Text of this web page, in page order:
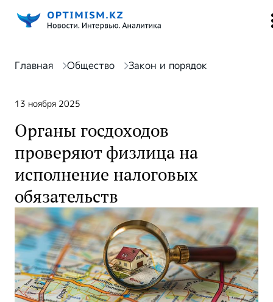
Главная Общество Закон и порядок
13 ноября 2025
Органы госдоходов
проверяют физлица на
исполнение налоговых
обязательств